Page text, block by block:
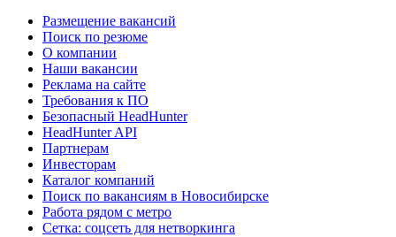
Размещение вакансий
Поиск по резюме
О компании
Наши вакансии
Реклама на сайте
Требования к ПО
Безопасный HeadHunter
HeadHunter API
Партнерам
Инвесторам
Каталог компаний
Поиск по вакансиям в Новосибирске
Работа рядом с метро
Сетка: соцсеть для нетворкинга